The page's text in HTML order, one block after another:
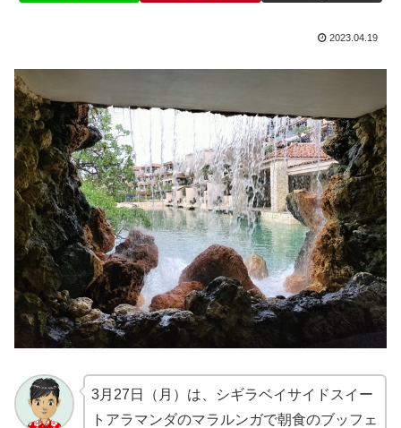
2023.04.19
3月27日（月）は、シギラベイサイドスイー
トアラマンダのマラルンガで朝食のブッフェ